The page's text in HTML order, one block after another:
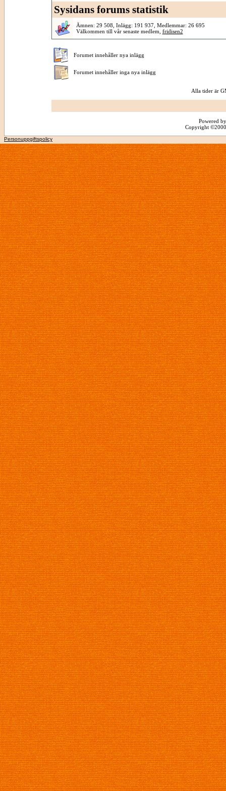
Sysidans forums statistik
Ämnen: 29 508, Inlägg: 191 937, Medlemmar: 26 695
Välkommen till vår senaste medlem, fridisen2
Forumet innehåller nya inlägg
Forumet innehåller inga nya inlägg
Alla tider är
Powered
Copyright
Personuppgiftspolicy